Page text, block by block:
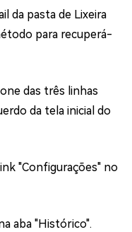
da pasta de Lixeira
para recuperá-
das três linhas
da tela inicial do
"Configurações" no
aba "Histórico".